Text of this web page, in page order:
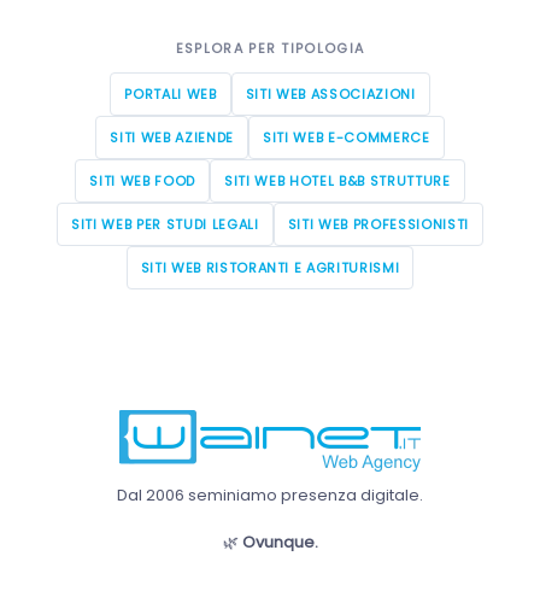
ESPLORA PER TIPOLOGIA
PORTALI WEB SITI WEB ASSOCIAZIONI
SITI WEB AZIENDE SITI WEB E-COMMERCE
SITI WEB FOOD SITI WEB HOTEL B&B STRUTTURE
SITI WEB PER STUDI LEGALI SITI WEB PROFESSIONISTI
SITI WEB RISTORANTI E AGRITURISMI
Dal 2006 seminiamo presenza digitale.
🌿 Ovunque.